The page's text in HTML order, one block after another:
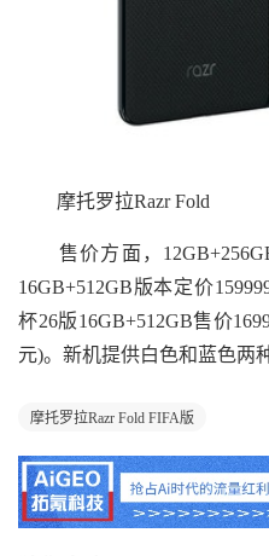
摩托罗拉Razr Fold
售价方面，12GB+256GB
16GB+512GB版本定价
杯26版16GB+512GB售价
元)。新机提供白色和蓝色两
摩托罗拉Razr Fold FIFA版